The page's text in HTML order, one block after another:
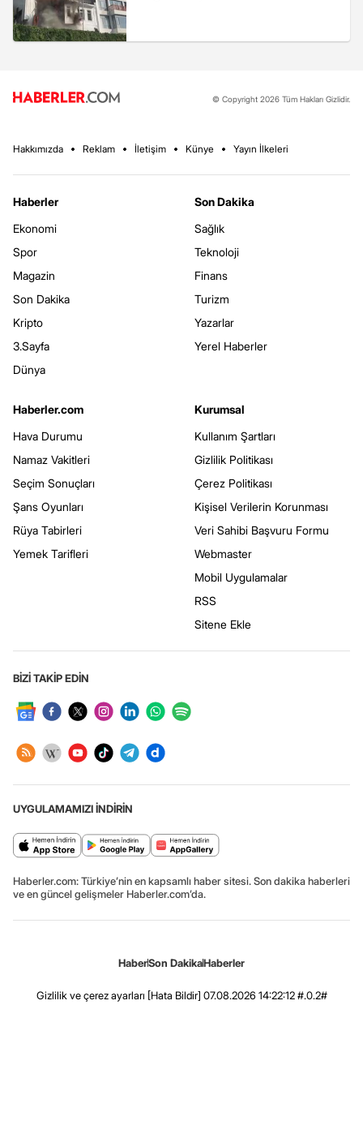
© Copyright 2026 Tüm Hakları Gizlidir.
Hakkımızda Reklam İletişim Künye Yayın İlkeleri
Haberler
Ekonomi
Spor
Magazin
Son Dakika
Kripto
3.Sayfa
Dünya
Son Dakika
Sağlık
Teknoloji
Finans
Turizm
Yazarlar
Yerel Haberler
Haberler.com
Hava Durumu
Namaz Vakitleri
Seçim Sonuçları
Şans Oyunları
Rüya Tabirleri
Yemek Tarifleri
Kurumsal
Kullanım Şartları
Gizlilik Politikası
Çerez Politikası
Kişisel Verilerin Korunması
Veri Sahibi Başvuru Formu
Webmaster
Mobil Uygulamalar
RSS
Sitene Ekle
BİZİ TAKİP EDİN
UYGULAMAMIZI İNDİRİN
Haberler.com: Türkiye’nin en kapsamlı haber sitesi. Son dakika haberleri
ve en güncel gelişmeler Haberler.com’da.
HaberSon DakikaHaberler
Gizlilik ve çerez ayarları [Hata Bildir] 07.08.2026 14:22:12 #.0.2#